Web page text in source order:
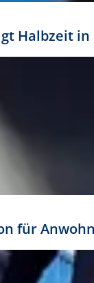
Halbzeit
für